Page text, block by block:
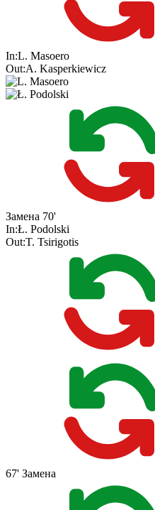
In:L. Masoero
Out:A. Kasperkiewicz
Замена 70'
In:Ł. Podolski
Out:T. Tsirigotis
67' Замена